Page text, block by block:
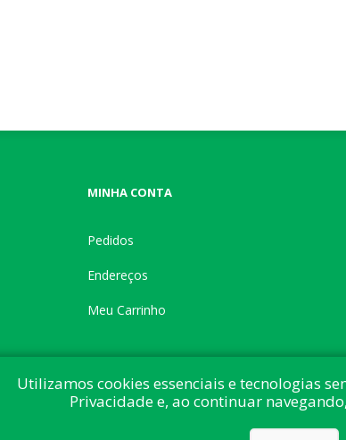
MINHA CONTA
Pedidos
Endereços
Meu Carrinho
nopCommerce Direitos
Utilizamos cookies essenciais e tecnologias
Privacidade e, ao continuar